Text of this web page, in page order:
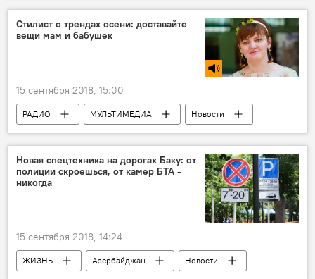
Стилист о трендах осени: доставайте
вещи мам и бабушек
15 сентября 2018, 15:00
РАДИО МУЛЬТИМЕДИА
Новости
ЖИЗНЬ
Новости мира
Новая спецтехника на дорогах Баку: от
полиции скроешься, от камер БТА -
никогда
15 сентября 2018, 14:24
ЖИЗНЬ Азербайджан Новости